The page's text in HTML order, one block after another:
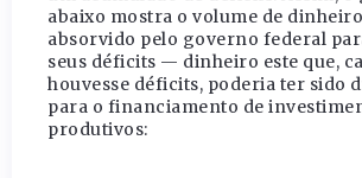
abaixo mostra o volume de
absorvido pelo governo federal
seus déficits — dinheiro este que,
houvesse déficits, poderia ter sido
para o financiamento de
produtivos: